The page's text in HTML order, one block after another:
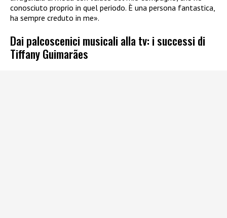
conosciuto proprio in quel periodo. È una persona fantastica,
ha sempre creduto in me».
Dai palcoscenici musicali alla tv: i successi di
Tiffany Guimarães